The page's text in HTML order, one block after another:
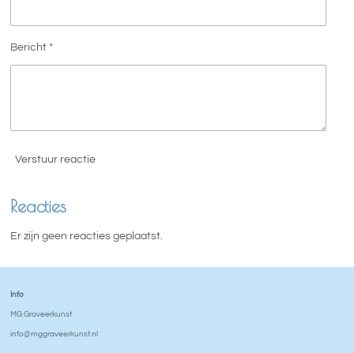
Bericht *
Verstuur reactie
Reacties
Er zijn geen reacties geplaatst.
Info
MG Graveerkunst
info@mggraveerkunst.nl